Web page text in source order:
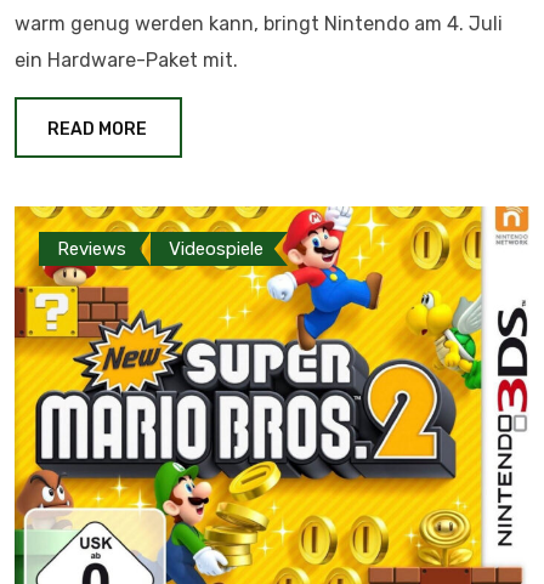
warm genug werden kann, bringt Nintendo am 4. Juli
ein Hardware-Paket mit.
READ MORE
Reviews Videospiele